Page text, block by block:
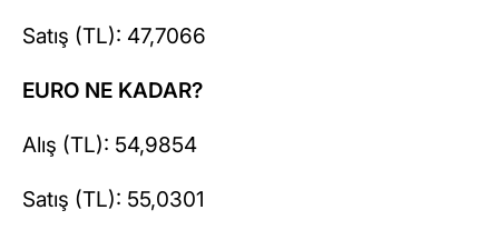
Satış (TL): 47,7066
EURO NE KADAR?
Alış (TL): 54,9854
Satış (TL): 55,0301